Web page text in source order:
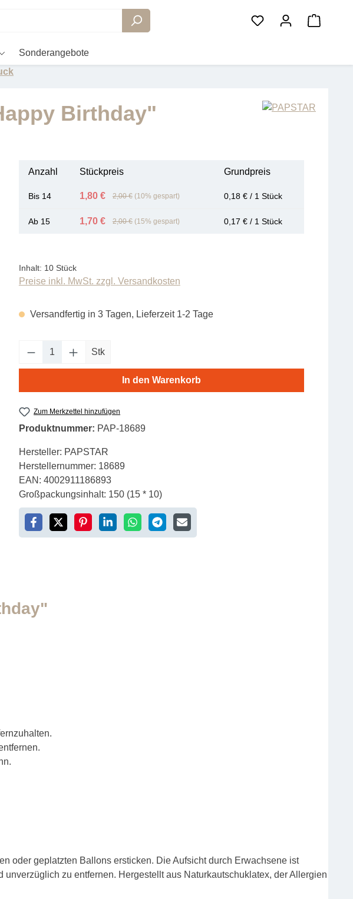
Sonderangebote
Birthday"
Anzahl Stückpreis Grundpreis
Bis 14 1,80 € 2,00 € (10% gespart) 0,18 € / 1 Stück
Ab 15 1,70 € 2,00 € (15% gespart) 0,17 € / 1 Stück
Inhalt: 10 Stück
Preise inkl. MwSt. zzgl. Versandkosten
Versandfertig in 3 Tagen, Lieferzeit 1-2 Tage
Produkt Anzahl: Gib den gewünschten Wert ein
Stk
In den Warenkorb
Zum Merkzettel hinzufügen
Produktnummer: PAP-18689
Hersteller: PAPSTAR
Herstellernummer: 18689
EAN: 4002911186893
Großpackungsinhalt: 150 (15 * 10)
oder geplatzten Ballons ersticken. Die Aufsicht durch Erwachsene ist
zu entfernen. Hergestellt aus Naturkautschuklatex, der Allergien